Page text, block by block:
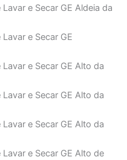
e Secar GE Aldeia da
e Secar GE
e Secar GE Alto da
e Secar GE Alto da
e Secar GE Alto da
e Secar GE Alto de